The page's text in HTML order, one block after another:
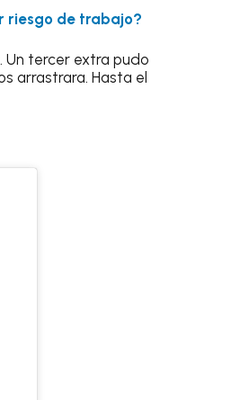
riesgo de trabajo?
. Un tercer extra pudo
arrastrara. Hasta el